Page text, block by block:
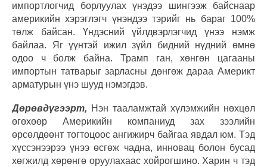
импортлогчид борлуулах үнэдээ шингээж байснаар
америкийн хэрэглэгч үнэндээ тэрийг нь бараг 100%
төлж байсан. Үндэсний үйлдвэрлэгчид үнээ нэмж
байлаа. Яг үүнтэй ижил зүйл бидний нүдний өмнө
одоо ч болж байна. Трамп ган, хөнгөн цагааны
импортын татварыг зарласны дөнгөж дараа Америкт
арматурын үнэ шууд нэмэгдэв.
Дөрөвдүгээрт, Нэн тааламжтай хүлэмжийн нөхцөл
өгөхөөр Америкийн компаниуд зах зээлийн
өрсөлдөөнт тогтоцоос ангижирч байгаа явдал юм. Тэд
хүссэнээрээ үнээ өсгөж чадна, инновац болон бусад
хөгжилд хөрөнгө оруулахаас хойрогшино. Харин ч тэд